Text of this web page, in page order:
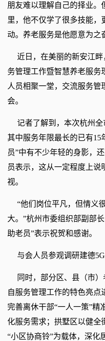
朋友难以理解自己的择业。
里，他不仅学了很多技能
动。养老服务是他愿意为之
近日，在美丽的新安江
务管理工作暨智慧养老服务
人员相聚一堂，交流服务管
会。
记者了解到，本次杭州全
其中服务年限最长的已有15
员”中有不少年轻的身影，
员表示，这从一定程度上
视。
“他们岗位平凡，但情义
大。”杭州市委组织部副部
助老员”表示祝贺和感谢。
与会人员参观调研建德
同时，部分区、县（市
自服务管理工作的特色亮点
完善离休干部“一人一策”精
化服务需求；拱墅区以健全
“小区协商铃”为载体，深化